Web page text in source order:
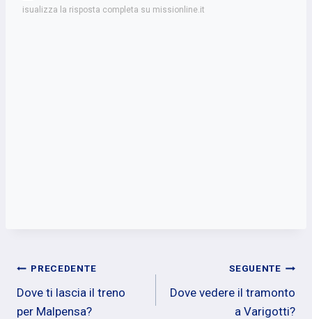
isualizza la risposta completa su missionline.it
Navigazione
articoli
PRECEDENTE
Dove ti lascia il treno
per Malpensa?
SEGUENTE
Dove vedere il tramonto
a Varigotti?